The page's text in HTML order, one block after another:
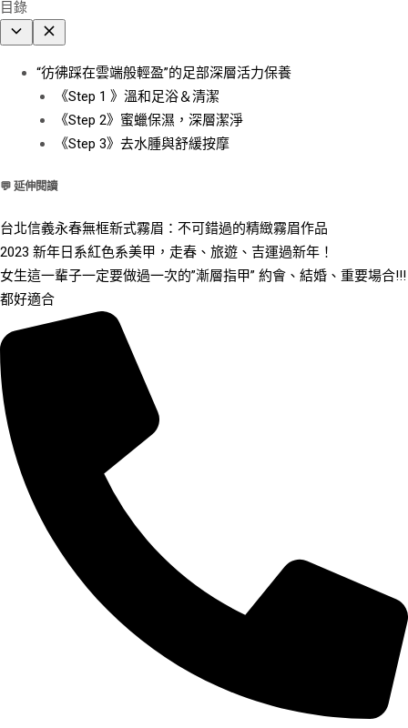
目錄
“彷彿踩在雲端般輕盈”的足部深層活力保養
《Step 1 》溫和足浴＆清潔
《Step 2》蜜蠟保濕，深層潔淨
《Step 3》去水腫與舒緩按摩
💬 延伸閱讀
台北信義永春無框新式霧眉：不可錯過的精緻霧眉作品
2023 新年日系紅色系美甲，走春、旅遊、吉運過新年！
女生這一輩子一定要做過一次的”漸層指甲” 約會、結婚、重要場合!!!
都好適合